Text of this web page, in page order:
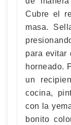
Cubre el
masa.
para evitar
horneado.
un
cocina,
con la
bonito